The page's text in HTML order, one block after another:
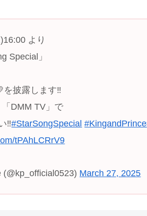
より
Special」
を披露します‼︎
「DMM TV」で
‼︎#StarSongSpecial #KingandPrince
tPAhLCRrV9
March 27, 2025